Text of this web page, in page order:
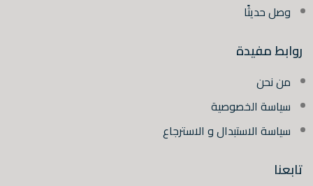
وصل حديثًا
روابط مفيدة
من نحن
سياسة الخصوصية
سياسة الاستبدال و الاسترجاع
تابعنا